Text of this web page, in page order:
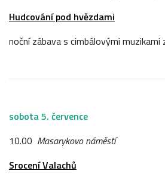
Hudcování pod hvězdami
noční zábava s cimbálovými
sobota 5. července
10.00 Masarykovo náměstí
Srocení Valachů